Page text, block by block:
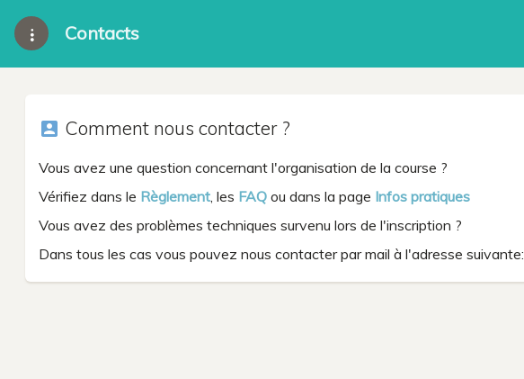
Contacts
account_box Comment nous contacter ?
Vous avez une question concernant l'organisation de la course ?
Vérifiez dans le Règlement, les FAQ ou dans la page Infos pratiques
Vous avez des problèmes techniques survenu lors de l'inscription ?
Dans tous les cas vous pouvez nous contacter par mail à l'adresse suivante: